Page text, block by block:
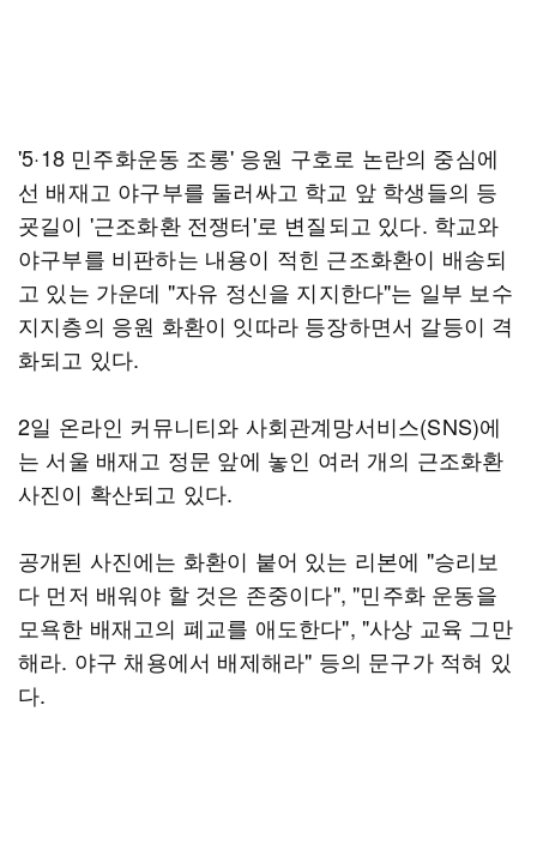
'5·18 민주화운동 조롱' 응원 구호로 논란의 중심에
선 배재고 야구부를 둘러싸고 학교 앞 학생들의 등
굣길이 '근조화환 전쟁터'로 변질되고 있다. 학교와
야구부를 비판하는 내용이 적힌 근조화환이 배송되
고 있는 가운데 "자유 정신을 지지한다"는 일부 보수
지지층의 응원 화환이 잇따라 등장하면서 갈등이 격
화되고 있다.
2일 온라인 커뮤니티와 사회관계망서비스(SNS)에
는 서울 배재고 정문 앞에 놓인 여러 개의 근조화환
사진이 확산되고 있다.
공개된 사진에는 화환이 붙어 있는 리본에 "승리보
다 먼저 배워야 할 것은 존중이다", "민주화 운동을
모욕한 배재고의 폐교를 애도한다", "사상 교육 그만
해라. 야구 채용에서 배제해라" 등의 문구가 적혀 있
다.